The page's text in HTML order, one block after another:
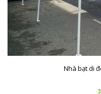
Nhà bạt di